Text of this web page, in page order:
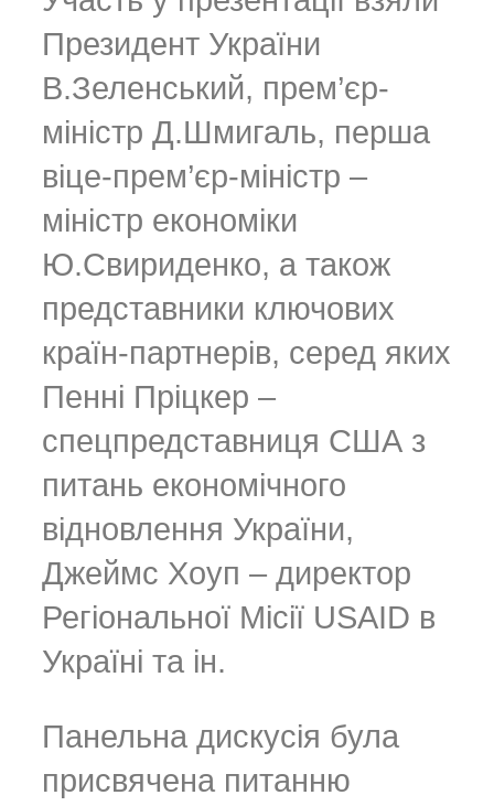
Президент України
В.Зеленський, прем’єр-
міністр Д.Шмигаль, перша
віце-прем’єр-міністр –
міністр економіки
Ю.Свириденко, а також
представники ключових
країн-партнерів, серед яких
Пенні Пріцкер –
спецпредставниця США з
питань економічного
відновлення України,
Джеймс Хоуп – директор
Регіональної Місії USAID в
Україні та ін.
Панельна дискусія була
присвячена питанню